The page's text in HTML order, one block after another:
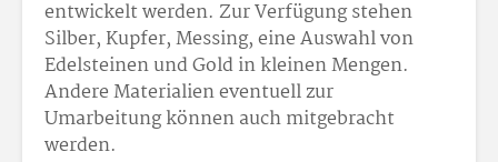
entwickelt werden. Zur Verfügung stehen
Silber, Kupfer, Messing, eine Auswahl von
Edelsteinen und Gold in kleinen Mengen.
Andere Materialien eventuell zur
Umarbeitung können auch mitgebracht
werden.